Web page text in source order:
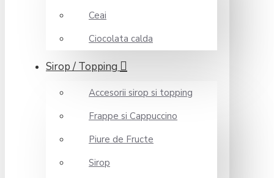
Ceai
Ciocolata calda
Sirop / Topping
Accesorii sirop si topping
Frappe si Cappuccino
Piure de Fructe
Sirop